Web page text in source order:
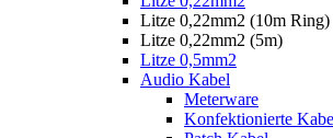
Litze 0,22mm2 (10m Ring)
Litze 0,22mm2 (5m)
Litze 0,5mm2
Audio Kabel
Meterware
Konfektionierte